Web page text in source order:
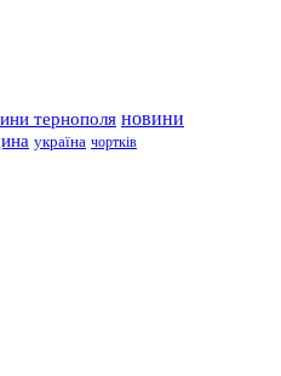
тернополя новини
україна чортків